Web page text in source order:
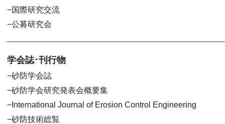
国際研究交流
公募研究会
学会誌･刊行物
砂防学会誌
砂防学会研究発表会概要集
International Journal of Erosion Control Engineering
砂防技術総覧